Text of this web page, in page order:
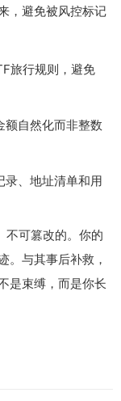
，避免被风控标记
旅行规则，避免
额自然化而非整数
录、地址清单和用
不可篡改的。你的
。与其事后补救，
是束缚，而是你长